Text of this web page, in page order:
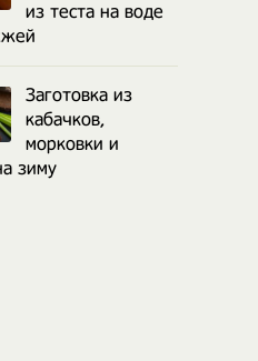
из теста на воде
Заготовка из
кабачков,
морковки и
зиму